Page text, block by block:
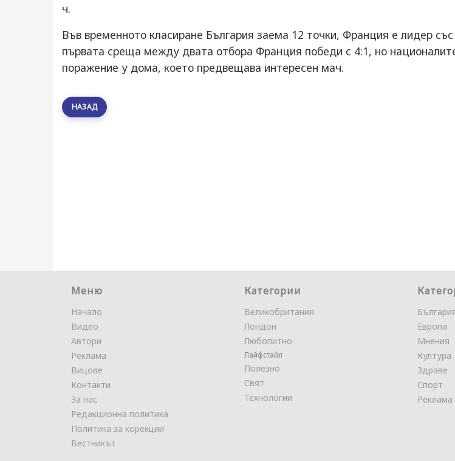
ч.
Във временното класиране България заема 12 точки, Франция е лидер
първата среща между двата отбора Франция победи с 4:1, но
поражение у дома, което предвещава интересен мач.
НАЗАД
Меню
Начало
Видео
Автори
Реклама
Вицове
Контакти
За нас
Редакционна политика
Политика за корекции
Вестникът
Категории
Великобритания
Лондон
Любопитно
Лайфстайл
Полезно
Свят
Технологии
Европа
Мнения
Култура
Здраве
Спорт
Реклама